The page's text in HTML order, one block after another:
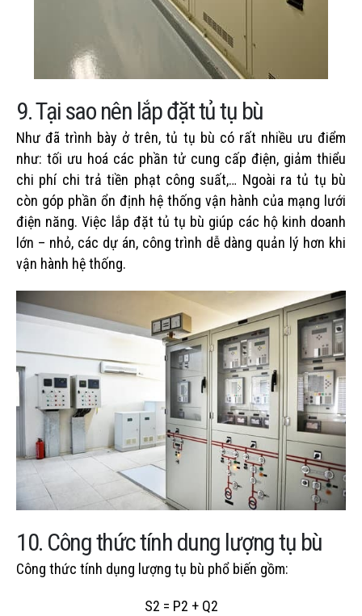
9. Tại sao nên lắp đặt tủ tụ bù
Như đã trình bày ở trên, tủ tụ bù có rất nhiều ưu điểm
như: tối ưu hoá các phần tử cung cấp điện, giảm thiểu
chi phí chi trả tiền phạt công suất,… Ngoài ra tủ tụ bù
còn góp phần ổn định hệ thống vận hành của mạng lưới
điện năng. Việc lắp đặt tủ tụ bù giúp các hộ kinh doanh
lớn – nhỏ, các dự án, công trình dễ dàng quản lý hơn khi
vận hành hệ thống.
10. Công thức tính dung lượng tụ bù
Công thức tính dụng lượng tụ bù phổ biến gồm:
S2 = P2 + Q2